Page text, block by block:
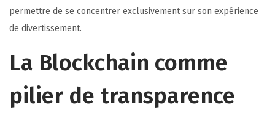
permettre de se concentrer exclusivement sur son expérience
de divertissement.
La Blockchain comme
pilier de transparence